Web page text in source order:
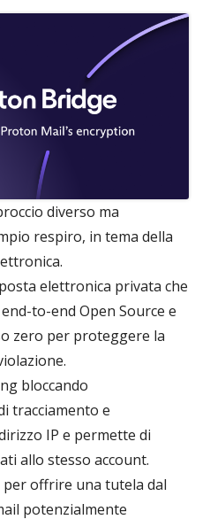
diverso ma
respiro, in tema della
elettronica privata che
to-end Open Source e
zero per proteggere la
bloccando
tracciamento e
IP e permette di
allo stesso account.
per offrire una tutela dal
potenzialmente